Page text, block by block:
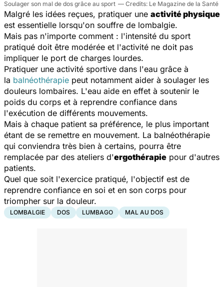
Soulager son mal de dos grâce au sport Le Magazine de la Santé
Malgré les idées reçues, pratiquer une activité physique
est essentielle lorsqu'on souffre de lombalgie.
Mais pas n'importe comment : l'intensité du sport
pratiqué doit être modérée et l'activité ne doit pas
impliquer le port de charges lourdes.
Pratiquer une activité sportive dans l'eau grâce à
la balnéothérapie peut notamment aider à soulager les
douleurs lombaires. L'eau aide en effet à soutenir le
poids du corps et à reprendre confiance dans
l'exécution de différents mouvements.
Mais à chaque patient sa préférence, le plus important
étant de se remettre en mouvement. La balnéothérapie
qui conviendra très bien à certains, pourra être
remplacée par des ateliers d'ergothérapie pour d'autres
patients.
Quel que soit l'exercice pratiqué, l'objectif est de
reprendre confiance en soi et en son corps pour
triompher sur la douleur.
LOMBALGIE DOS LUMBAGO MAL AU DOS